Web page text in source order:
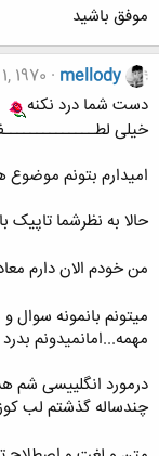
موفق باشید
mellody
1970
دست شما درد نکنه
خیلی
امیدارم بتونم
حالا به نظرشما تاپیک
من خودم الان دارم
میتونم بانمونه سوال
مهمه...امانمیدونم
درمورد انگلییسی شم
چندساله گذشتم لب